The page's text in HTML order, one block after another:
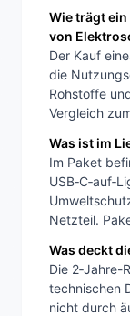
Wie trägt
von
Der Kauf
die
Rohstoffe
Vergleich
Was ist im
Im Paket
Netzteil.
Was deckt
Die 2‑Jahre-
technischen
nicht durch